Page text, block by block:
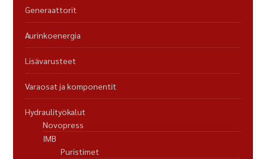
Generaattorit
Aurinkoenergia
Lisävarusteet
Varaosat ja komponentit
Hydraulityökalut
Novopress
IMB
Puristimet